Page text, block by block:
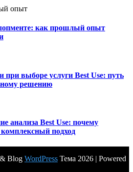
как прошлый опыт
выборе услуги Best Use: путь
решению
анализа Best Use: почему
подход
Blog WordPress Тема 2026 | Powered